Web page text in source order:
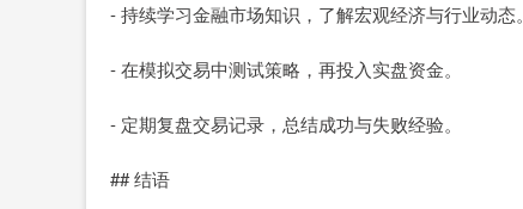
- 持续学习金融市场知识，了解宏观经济与行业动态。
- 在模拟交易中测试策略，再投入实盘资金。
- 定期复盘交易记录，总结成功与失败经验。
## 结语